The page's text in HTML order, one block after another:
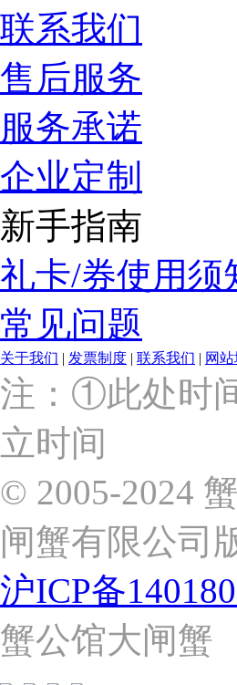
联系我们
售后服务
服务承诺
企业定制
新手指南
礼卡/券使用须
常见问题
关于我们 | 发票制度 | 联系我们 | 网
上
海
市
浦
东
区
杨
路
号
（靠
近
苗
圃
路）
注：①此处时
立时间
© 2005-2024
闸蟹有限公司
沪ICP备
蟹公馆大闸